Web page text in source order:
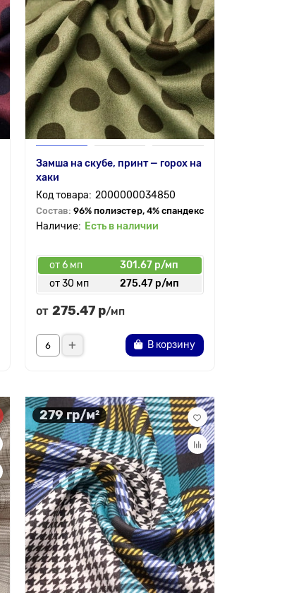
Замша на скубе, принт — горох на
хаки
2000000034850
Состав: 96% полиэстер, 4% спандекс
Есть в наличии
от 6 мп
301.67 р/мп
от 30 мп
275.47 р/мп
от 275.47 р/мп
В корзину
279 гр/м²